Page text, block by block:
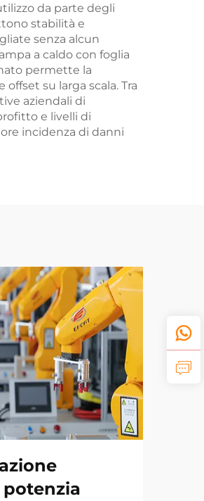
da parte degli
stabilità e
senza alcun
a caldo con foglia
permette la
su larga scala. Tra
aziendali di
e livelli di
incidenza di danni